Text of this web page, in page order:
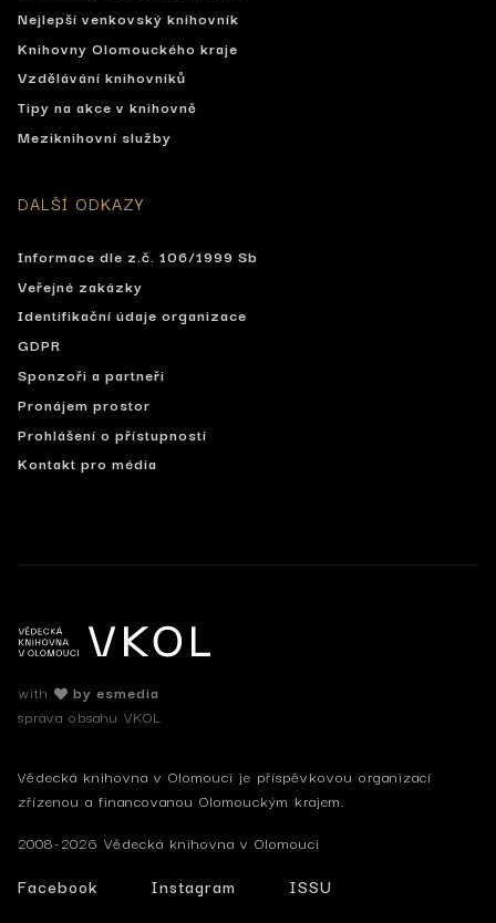
Nejlepší venkovský knihovník
Knihovny Olomouckého kraje
Vzdělávání knihovníků
Tipy na akce v knihovně
Meziknihovní služby
DALŠÍ ODKAZY
Informace dle z.č. 106/1999 Sb
Veřejné zakázky
Identifikační údaje organizace
GDPR
Sponzoři a partneři
Pronájem prostor
Prohlášení o přístupnosti
Kontakt pro média
with
by esmedia
správa obsahu VKOL
Vědecká knihovna v Olomouci je příspěvkovou organizací
zřízenou a financovanou Olomouckým krajem.
2008-2026 Vědecká knihovna v Olomouci
Facebook Instagram ISSU